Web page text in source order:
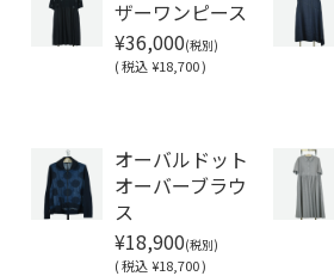
ザーワンピース
¥36,000(税別)
(税込¥18,700 )
オーバルドット
オーバーブラウ
ス
¥18,900(税別)
(税込¥18,700 )